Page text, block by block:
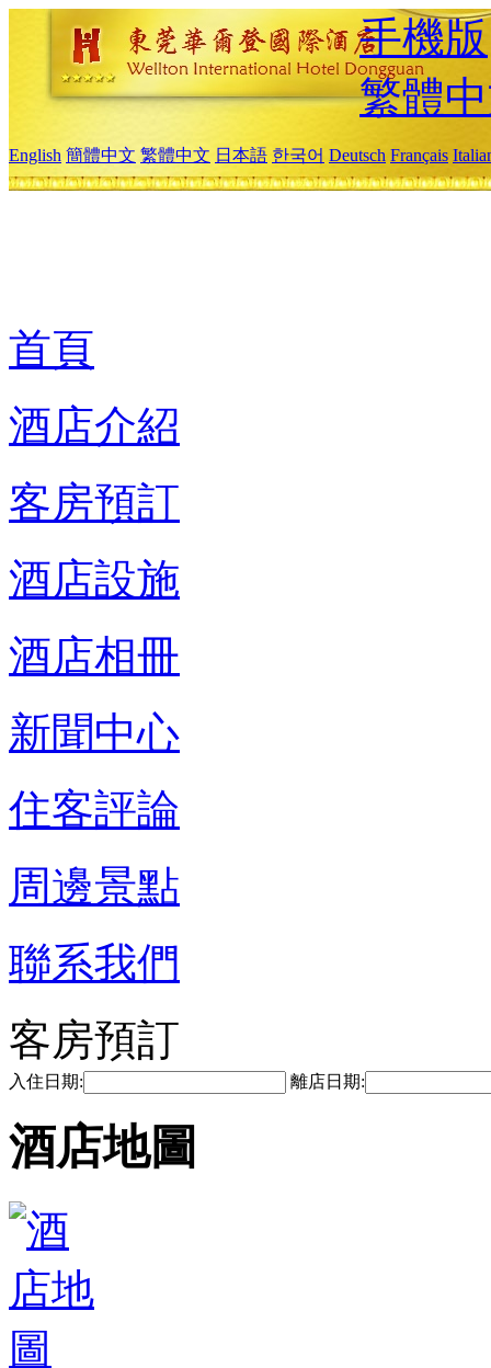
手機版
繁體
English 簡體中文 繁體中文 日本語 한국어 Deutsch Français
首頁
酒店介紹
客房預訂
酒店設施
酒店相冊
新聞中心
住客評論
周邊景點
聯系我們
客房預訂
入住日期: 離店日期:
酒店地圖